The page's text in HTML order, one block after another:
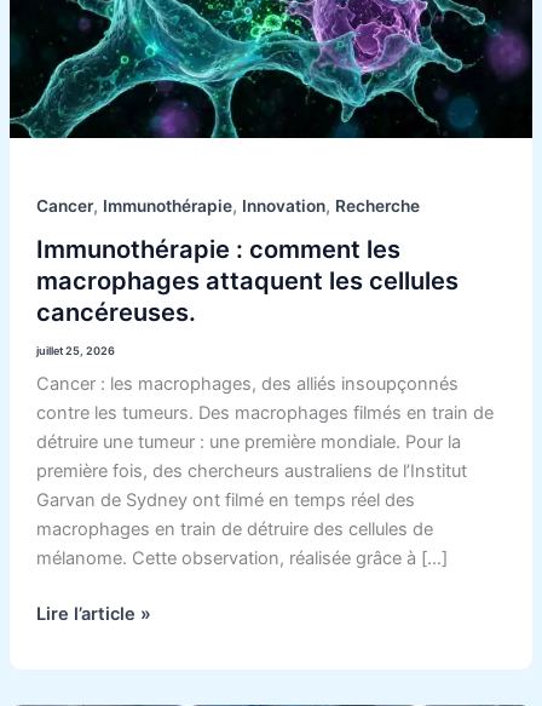
Cancer, Immunothérapie, Innovation, Recherche
Immunothérapie : comment les
macrophages attaquent les cellules
cancéreuses.
juillet 25, 2026
Cancer : les macrophages, des alliés insoupçonnés
contre les tumeurs. Des macrophages filmés en train de
détruire une tumeur : une première mondiale. Pour la
première fois, des chercheurs australiens de l’Institut
Garvan de Sydney ont filmé en temps réel des
macrophages en train de détruire des cellules de
mélanome. Cette observation, réalisée grâce à […]
attaquent
les
cellules
cancéreuses.
Lire l’article »